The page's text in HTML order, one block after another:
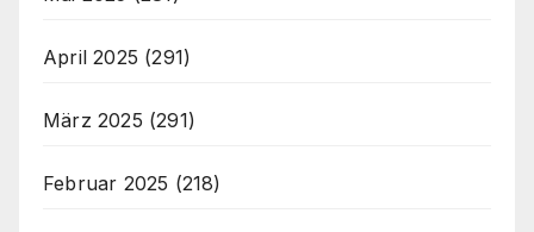
April 2025 (291)
März 2025 (291)
Februar 2025 (218)